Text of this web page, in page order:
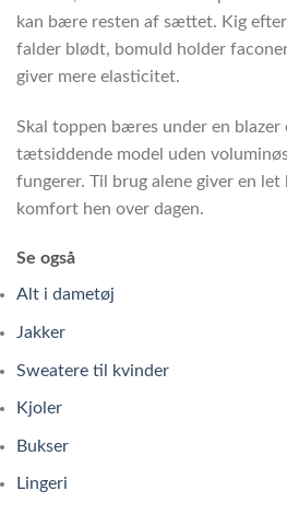
kan bære resten af sættet. Kig
falder blødt, bomuld holder
giver mere elasticitet.
Skal toppen bæres under en blazer
tætsiddende model uden
fungerer. Til brug alene giver en let
komfort hen over dagen.
Se også
Alt i dametøj
Jakker
Sweatere til kvinder
Kjoler
Bukser
Lingeri